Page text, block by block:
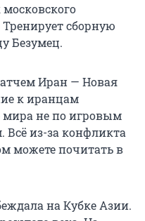
сборную
Безумец.
Иран — Новая
к иранцам
мира не по игровым
из-за конфликта
можете почитать в
на Кубке Азии.